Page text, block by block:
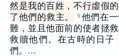
然是我的百姓，不行虛假
了他們的救主。
9 他們在
難，並且他面前的使者拯
救贖他們。在古時的日子
們。…